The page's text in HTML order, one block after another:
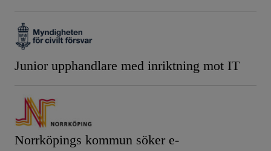
Junior upphandlare med inriktning mot IT
Norrköpings kommun söker e-